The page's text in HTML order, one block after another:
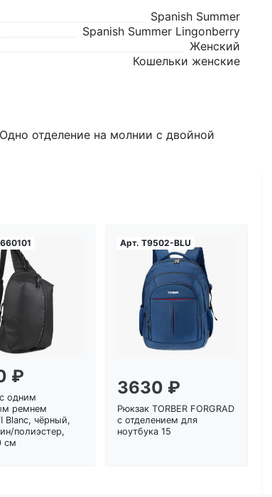
Spanish Summer
Spanish Summer Lingonberry
Женский
Кошельки женские
отделение на молнии с двойной
Загрузка...
₽
одним
ремнем
Blanc, чёрный,
полиэстер,
см
Арт. T9502-BLU
Загрузка...
3630 ₽
Рюкзак TORBER FORGRAD
с отделением для
ноутбука 15